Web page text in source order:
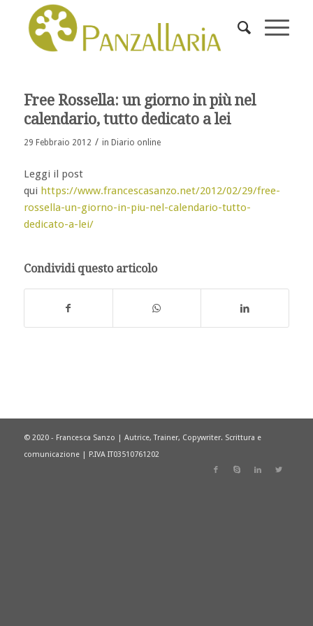
Free Rossella: un giorno in più nel
calendario, tutto dedicato a lei
29 Febbraio 2012 / in Diario online
Leggi il post
qui https://www.francescasanzo.net/2012/02/29/free-
rossella-un-giorno-in-piu-nel-calendario-tutto-
dedicato-a-lei/
Condividi questo articolo
© 2020 - Francesca Sanzo | Autrice, Trainer, Copywriter. Scrittura e
comunicazione | P.IVA IT03510761202